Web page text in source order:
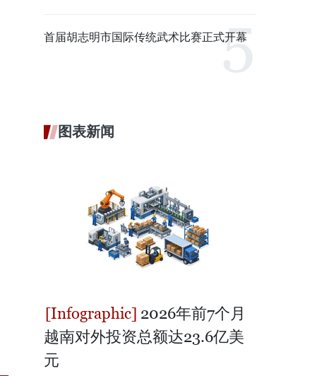
首届胡志明市国际传统武术比赛正式开幕
图表新闻
2026年前7个月
越南对外投资总额达23.6亿美
元